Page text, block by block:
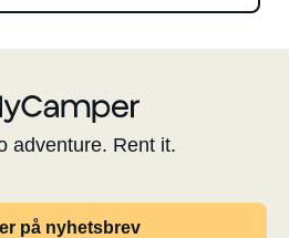
adventure. Rent it.
på nyhetsbrev